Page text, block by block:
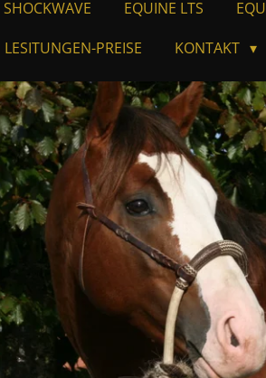
EQUINE LTS
LESITUNGEN-PREISE KONTAKT